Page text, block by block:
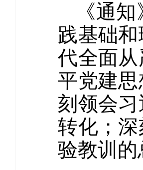
《通
践基础
代全面
平党建
刻领会
转化；
验教训